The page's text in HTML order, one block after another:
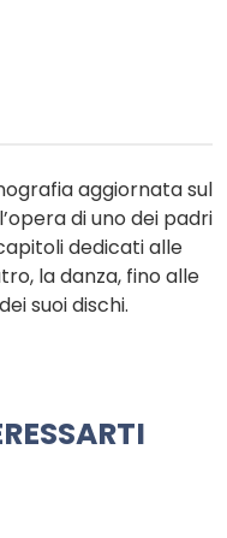
aggiornata sul
di uno dei padri
dedicati alle
la danza, fino alle
suoi dischi.